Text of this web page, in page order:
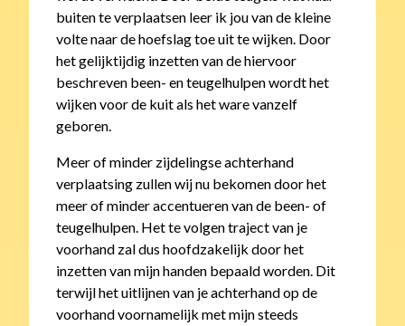
buiten te verplaatsen leer ik jou van de kleine
volte naar de hoefslag toe uit te wijken. Door
het gelijktijdig inzetten van de hiervoor
beschreven been- en teugelhulpen wordt het
wijken voor de kuit als het ware vanzelf
geboren.
Meer of minder zijdelingse achterhand
verplaatsing zullen wij nu bekomen door het
meer of minder accentueren van de been- of
teugelhulpen. Het te volgen traject van je
voorhand zal dus hoofdzakelijk door het
inzetten van mijn handen bepaald worden. Dit
terwijl het uitlijnen van je achterhand op de
voorhand voornamelijk met mijn steeds